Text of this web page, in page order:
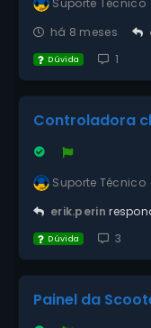
Suporte Técnico
há 8 meses
Dúvida 1
Controladora
Suporte Técnico
erik.perin
Dúvida 3
Painel da